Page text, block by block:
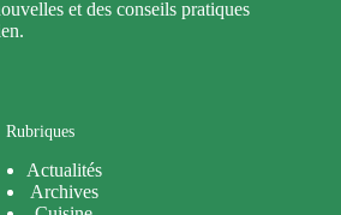
et des conseils pratiques
Rubriques
Actualités
Archives